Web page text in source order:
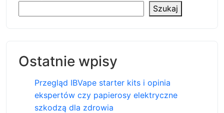
Szukaj
Ostatnie wpisy
Przegląd IBVape starter kits i opinia
ekspertów czy papierosy elektryczne
szkodzą dla zdrowia